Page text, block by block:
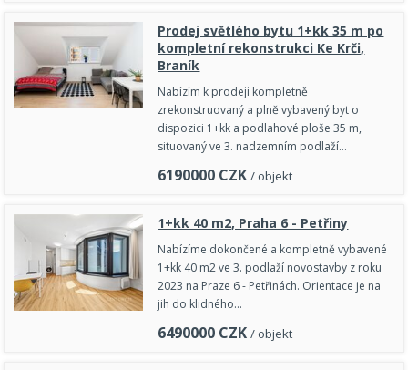
Prodej světlého bytu 1+kk 35 m po
kompletní rekonstrukci Ke Krči,
Braník
Nabízím k prodeji kompletně
zrekonstruovaný a plně vybavený byt o
dispozici 1+kk a podlahové ploše 35 m,
situovaný ve 3. nadzemním podlaží…
6190000 CZK / objekt
1+kk 40 m2, Praha 6 - Petřiny
Nabízíme dokončené a kompletně vybavené
1+kk 40 m2 ve 3. podlaží novostavby z roku
2023 na Praze 6 - Petřinách. Orientace je na
jih do klidného…
6490000 CZK / objekt